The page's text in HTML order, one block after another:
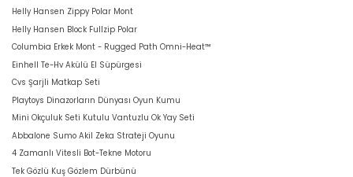
Helly Hansen Zippy Polar Mont
Helly Hansen Block Fullzip Polar
Columbia Erkek Mont - Rugged Path Omni-Heat™
Einhell Te-Hv Akülü El Süpürgesi
Cvs Şarjli Matkap Seti
Playtoys Dinazorların Dünyası Oyun Kumu
Mini Okçuluk Seti Kutulu Vantuzlu Ok Yay Seti
Abbalone Sumo Akil Zeka Strateji Oyunu
4 Zamanlı Vitesli Bot-Tekne Motoru
Tek Gözlü Kuş Gözlem Dürbünü